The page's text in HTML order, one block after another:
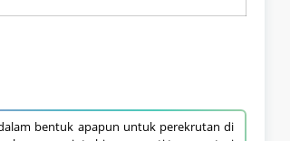
bentuk apapun untuk perekrutan di